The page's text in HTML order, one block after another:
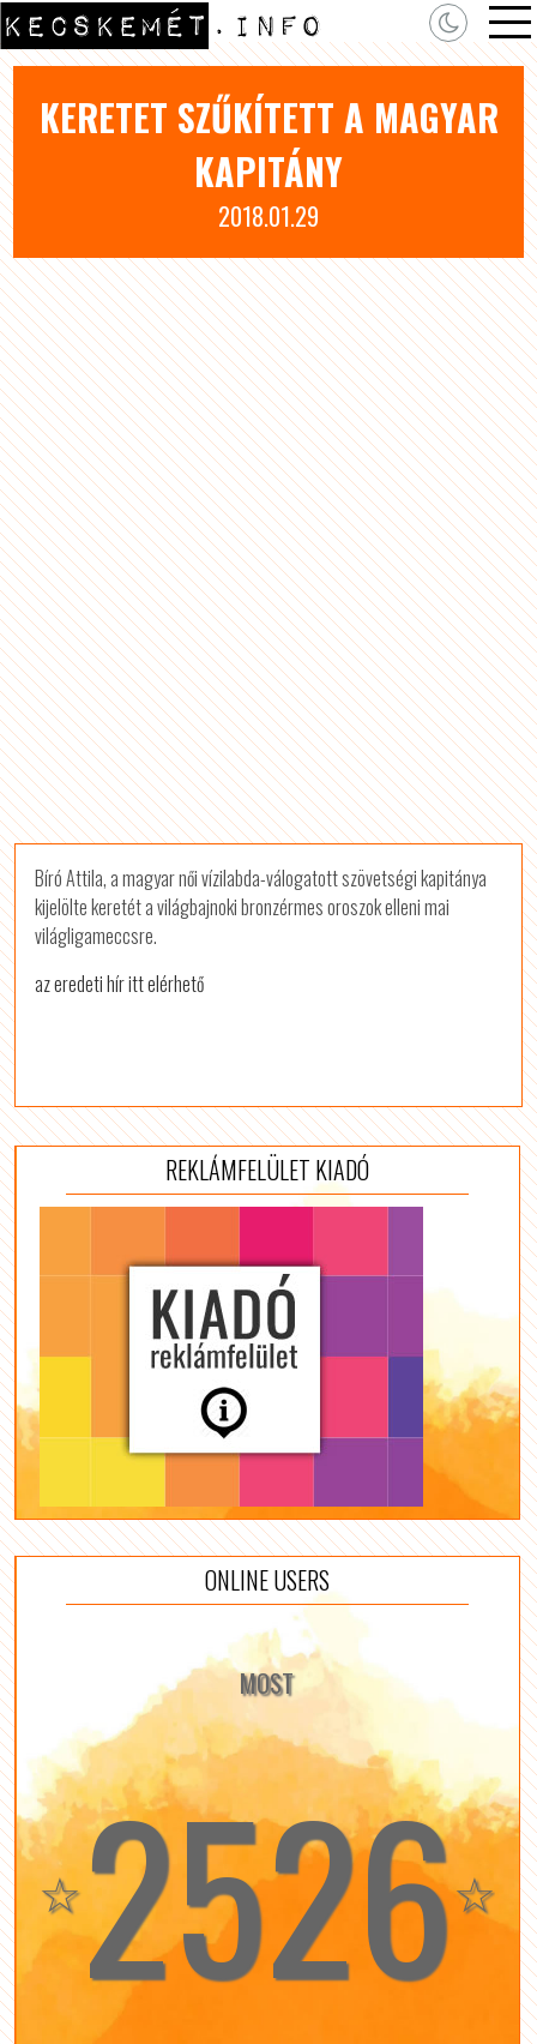
KERETET SZŰKÍTETT A MAGYAR
KAPITÁNY
2018.01.29
Bíró Attila, a magyar női vízilabda-válogatott szövetségi kapitánya
kijelölte keretét a világbajnoki bronzérmes oroszok elleni mai
világligameccsre.
az eredeti hír itt elérhető
REKLÁMFELÜLET KIADÓ
ONLINE USERS
MOST
☆2526☆